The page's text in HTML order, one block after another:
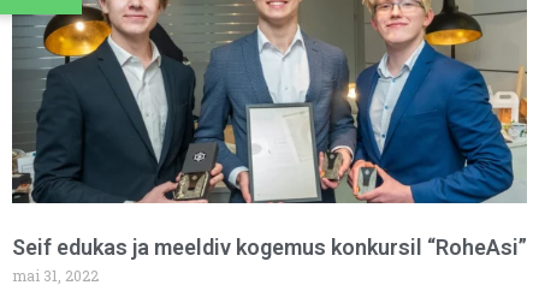
Seif edukas ja meeldiv kogemus konkursil “RoheAsi”
mai 31, 2022